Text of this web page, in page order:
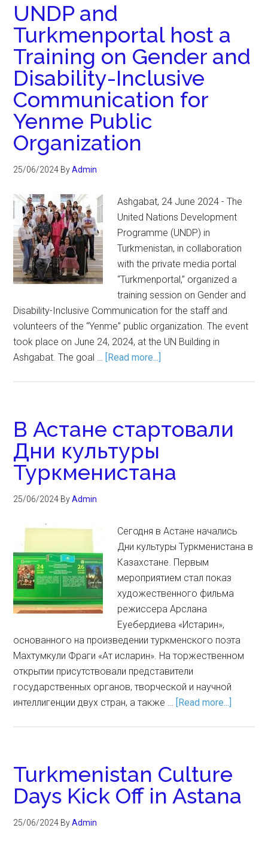
UNDP and
Turkmenportal host a
Training on Gender and
Disability-Inclusive
Communication for
Yenme Public
Organization
25/06/2024 ByAdmin
Ashgabat, 24 June 2024 - The
United Nations Development
Programme (UNDP) in
Turkmenistan, in collaboration
with the private media portal
“Turkmenportal,” organized a
training session on Gender and
Disability-Inclusive Communication for the staff and
volunteers of the “Yenme” public organization. The event
took place on June 24, 2024, at the UN Building in
Ashgabat. The goal … [Read more...]
В Астане стартовали
Дни культуры
Туркменистана
25/06/2024 ByAdmin
Сегодня в Астане начались
Дни культуры Туркменистана в
Казахстане. Первым
мероприятием стал показ
художественного фильма
режиссера Арслана
Еуебердиева «Истарин»,
основанного на произведении туркменского поэта
Махтумкули Фраги «Ат исларин». На торжественном
открытии присутствовали представители
государственных органов, творческой и научной
интеллигенции двух стран, а также … [Read more...]
Turkmenistan Culture
Days Kick Off in Astana
25/06/2024 ByAdmin